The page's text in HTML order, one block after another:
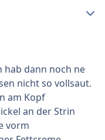
hab dann noch ne
nicht so vollsaut.
am Kopf
an der Strin
vorm